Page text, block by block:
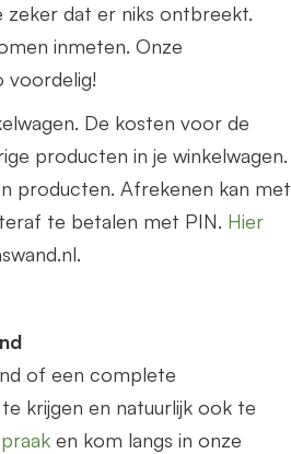
zeker dat er niks ontbreekt.
inmeten. Onze
voordelig!
De kosten voor de
producten in je winkelwagen.
producten. Afrekenen kan met
te betalen met PIN. Hier
of een complete
krijgen en natuurlijk ook te
en kom langs in onze